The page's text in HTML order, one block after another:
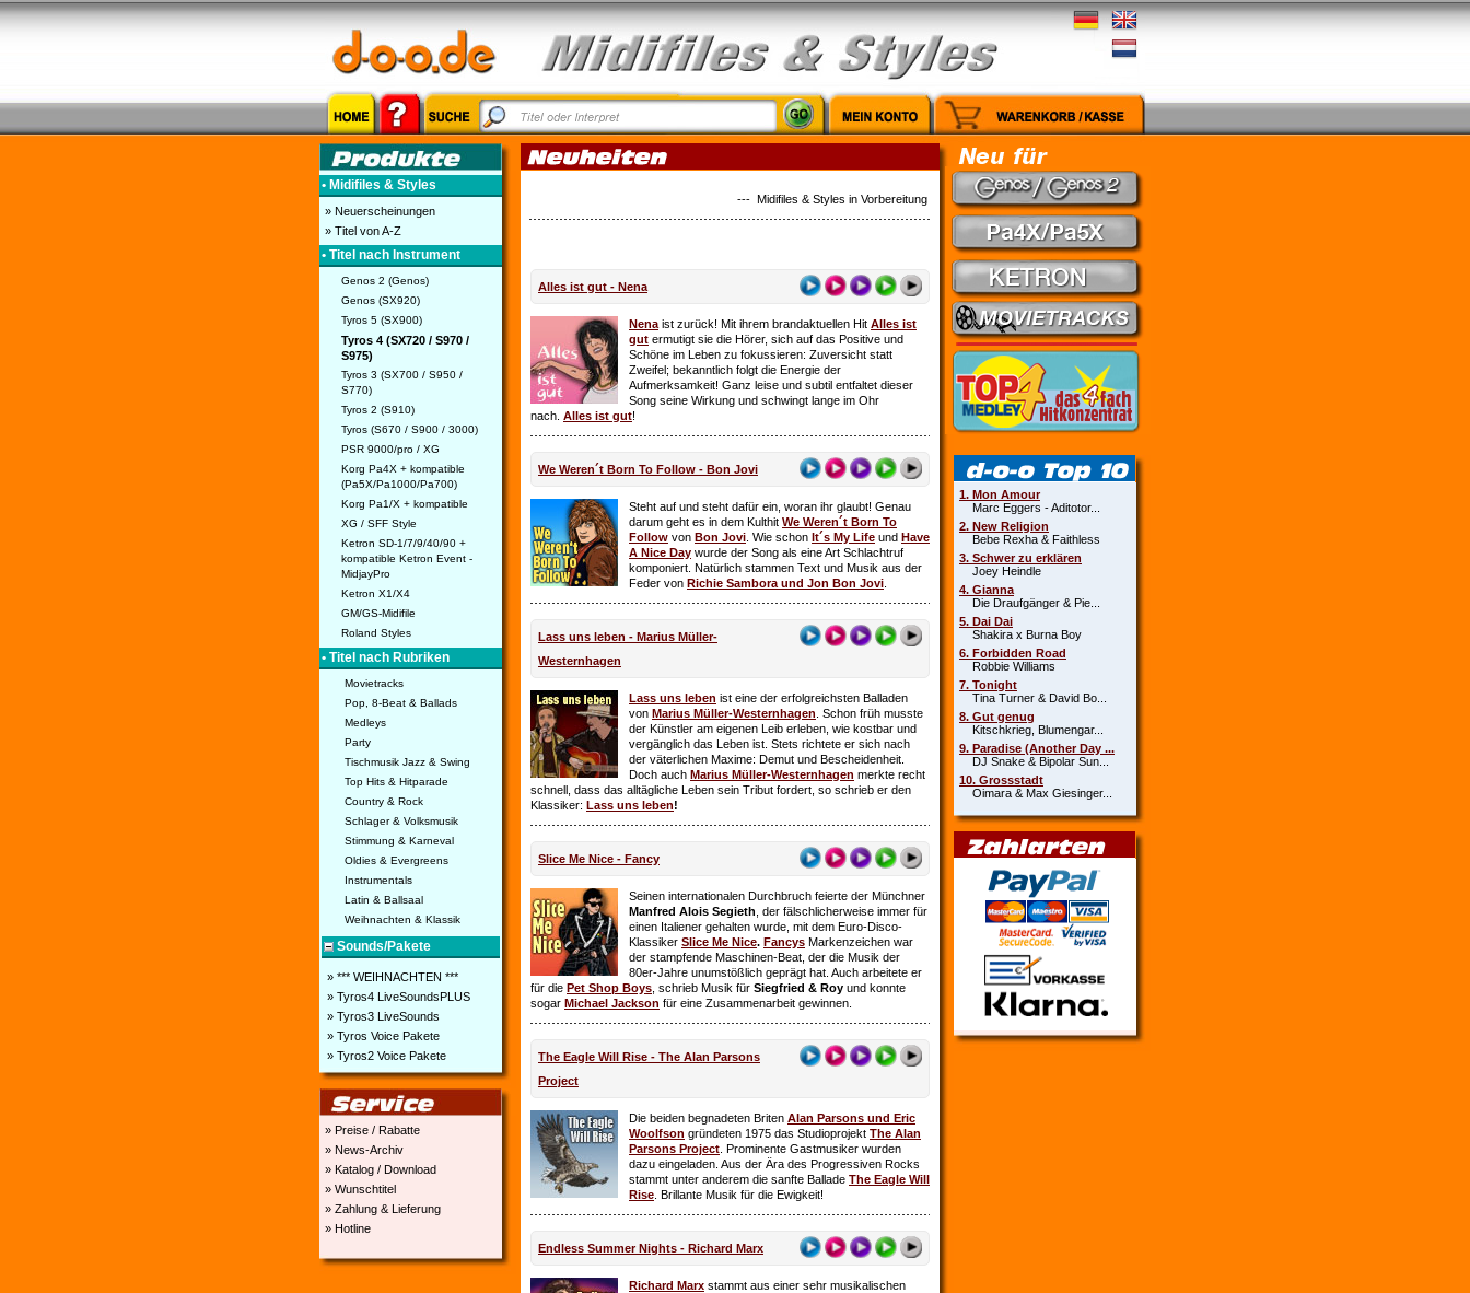
• Midifiles & Styles
» Neuerscheinungen
» Titel von A-Z
• Titel nach Instrument
Genos 2 (Genos)
Genos (SX920)
Tyros 5 (SX900)
Tyros 4 (SX720 / S970 /
S975)
Tyros 3 (SX700 / S950 /
S770)
Tyros 2 (S910)
Tyros (S670 / S900 / 3000)
PSR 9000/pro / XG
Korg Pa4X + kompatible
(Pa5X/Pa1000/Pa700)
Korg Pa1/X + kompatible
XG / SFF Style
Ketron SD-1/7/9/40/90 +
kompatible Ketron Event -
MidjayPro
Ketron X1/X4
GM/GS-Midifile
Roland Styles
• Titel nach Rubriken
Movietracks
Pop, 8-Beat & Ballads
Medleys
Party
Tischmusik Jazz & Swing
Top Hits & Hitparade
Country & Rock
Schlager & Volksmusik
Stimmung & Karneval
Oldies & Evergreens
Instrumentals
Latin & Ballsaal
Weihnachten & Klassik
Sounds/Pakete
» *** WEIHNACHTEN ***
» Tyros4 LiveSoundsPLUS
» Tyros3 LiveSounds
» Tyros Voice Pakete
» Tyros2 Voice Pakete
» Preise / Rabatte
» News-Archiv
» Katalog / Download
» Wunschtitel
» Zahlung & Lieferung
» Hotline
--- Midifiles & Styles in Vorbereitung: Country Medley - Theuns Jordaan & Juanita du Plessis // Kein Gefühl - Marius Müller-Westerhagen //
Alles ist gut - Nena
Nena ist zurück! Mit ihrem brandaktuellen Hit Alles ist
gut ermutigt sie die Hörer, sich auf das Positive und
Schöne im Leben zu fokussieren: Zuversicht statt
Zweifel; bekanntlich folgt die Energie der
Aufmerksamkeit! Ganz leise und subtil entfaltet dieser
Song seine Wirkung und schwingt lange im Ohr
nach. Alles ist gut!
We Weren´t Born To Follow - Bon Jovi
Steht auf und steht dafür ein, woran ihr glaubt! Genau
darum geht es in dem Kulthit We Weren´t Born To
Follow von Bon Jovi . Wie schon It´s My Life und Have
A Nice Day wurde der Song als eine Art Schlachtruf
komponiert. Natürlich stammen Text und Musik aus der
Feder von Richie Sambora und Jon Bon Jovi
Lass uns leben - Marius Müller-
Westernhagen
Lass uns leben ist eine der erfolgreichsten Balladen
von Marius Müller-Westernhagen . Schon früh musste
der Künstler am eigenen Leib erleben, wie kostbar und
vergänglich das Leben ist. Stets richtete er sich nach
der väterlichen Maxime: Demut und Bescheidenheit.
Doch auch Marius Müller-Westernhagen merkte recht
schnell, dass das alltägliche Leben sein Tribut fordert, so schrieb er den
Klassiker: Lass uns leben!
Slice Me Nice - Fancy
Seinen internationalen Durchbruch feierte der Münchner
Manfred Alois Segieth , der fälschlicherweise immer für
einen Italiener gehalten wurde, mit dem Euro-Disco-
Klassiker Slice Me Nice. Fancys Markenzeichen war
der stampfende Maschinen-Beat, der die Musik der
80er-Jahre unumstößlich geprägt hat. Auch arbeitete er
für die Pet Shop Boys , schrieb Musik für Siegfried & Roy und konnte
sogar Michael Jackson für eine Zusammenarbeit gewinnen.
The Eagle Will Rise - The Alan Parsons
Project
Die beiden begnadeten Briten Alan Parsons und Eric
Woolfson gründeten 1975 das Studioprojekt The Alan
Parsons Project . Prominente Gastmusiker wurden
dazu eingeladen. Aus der Ära des Progressiven Rocks
stammt unter anderem die sanfte Ballade The Eagle Will
Rise . Brillante Musik für die Ewigkeit!
Endless Summer Nights - Richard Marx
Richard Marx stammt aus einer sehr musikalischen
1. Mon Amour
Marc Eggers - Aditotor...
2. New Religion
Bebe Rexha & Faithless
3. Schwer zu erklären
Joey Heindle
4. Gianna
Die Draufgänger & Pie...
5. Dai Dai
Shakira x Burna Boy
6. Forbidden Road
Robbie Williams
7. Tonight
Tina Turner & David Bo...
8. Gut genug
Kitschkrieg, Blumengar...
9. Paradise (Another Day ...
DJ Snake & Bipolar Sun...
10. Grossstadt
Oimara & Max Giesinger...